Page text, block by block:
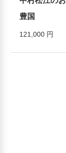
豊国
121,000 円